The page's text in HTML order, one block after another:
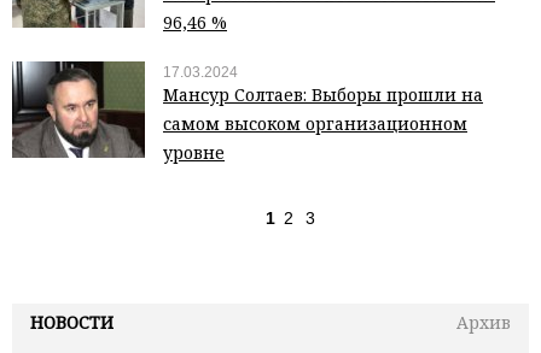
НОВОСТИ
Архив
96,46 %
17.03.2024
Мансур Солтаев: Выборы прошли на
самом высоком организационном
уровне
1 2 3